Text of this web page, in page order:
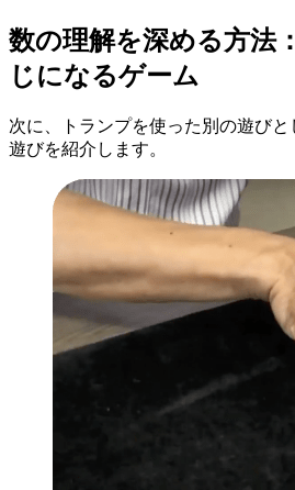
数の理解を深める方法
じになるゲーム
次に、トランプを使った別の遊び
遊びを紹介します。